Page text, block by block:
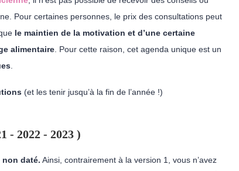
Pour certaines personnes, le prix des consultations peut
le maintien de la motivation et d’une certaine
alimentaire . Pour cette raison, cet agenda unique est un
(et les tenir jusqu’à la fin de l’année !)
- 2022 - 2023 )
non daté. Ainsi, contrairement à la version 1, vous n’avez